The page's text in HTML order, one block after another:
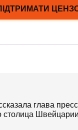
глава
столица